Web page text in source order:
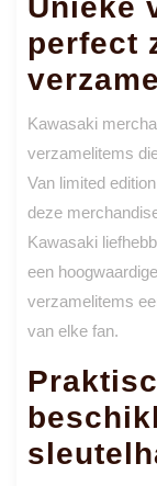
perfect
Kawasaki
verzamelitems
Van limited
deze
Kawasaki
een
verzamelitems
van elke fan.